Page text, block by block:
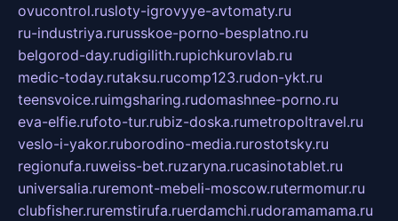
ovucontrol.rusloty-igrovyye-avtomaty.ru
ru-industriya.rurusskoe-porno-besplatno.ru
belgorod-day.rudigilith.rupichkurovlab.ru
medic-today.rutaksu.rucomp123.rudon-ykt.ru
teensvoice.ruimgsharing.rudomashnee-porno.ru
eva-elfie.rufoto-tur.rubiz-doska.rumetropoltravel.ru
veslo-i-yakor.ruborodino-media.rurostotsky.ru
regionufa.ruweiss-bet.ruzaryna.rucasinotablet.ru
universalia.ruremont-mebeli-moscow.rutermomur.ru
clubfisher.ruremstirufa.ruerdamchi.rudoramamama.ru